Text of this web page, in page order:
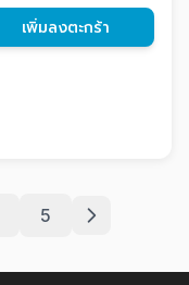
เพิ่มลงตะกร้า
5